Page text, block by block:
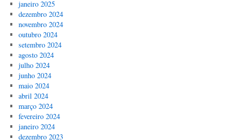
janeiro 2025
dezembro 2024
novembro 2024
outubro 2024
setembro 2024
agosto 2024
julho 2024
junho 2024
maio 2024
abril 2024
março 2024
fevereiro 2024
janeiro 2024
dezembro 2023